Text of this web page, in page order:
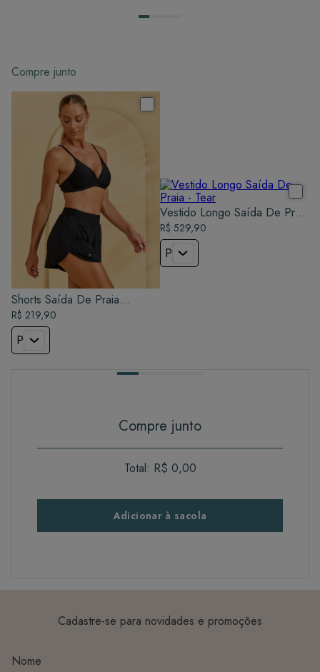
Compre junto
Shorts Saída De Praia
Feminino - Preto
R$ 219,90
P
Vestido Longo Saída De Praia
- Tear
R$ 529,90
P
Compre junto
Total: R$ 0,00
Adicionar à sacola
Cadastre-se para novidades e promoções
Nome